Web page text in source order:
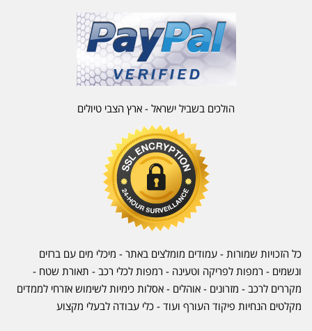
הולכים בשביל ישראל - ארץ הצבי טיולים
כל הזכויות שמורות - עמודים מומלצים באתר - מיכלי מים עם ברזים
ונשמים - רמפות לפריקה וטעינה - רמפות לכלי רכב - תאורת שטח -
מקררים לרכב - מזרונים - אוהלים - אסלות כימיות לשימוש אזרחי לממדים
מקלטים הנחיות פיקוד העורף ועוד - כלי עבודה לבעלי מקצוע